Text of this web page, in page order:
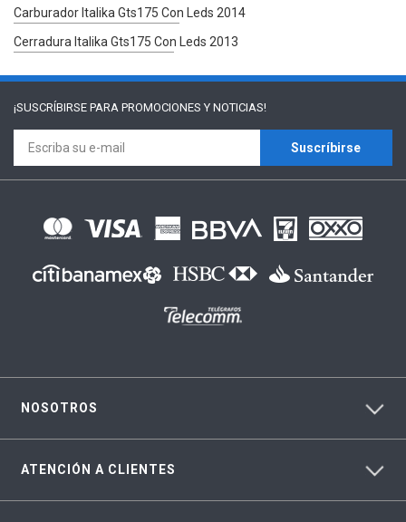
Carburador Italika Gts175 Con Leds 2014
Cerradura Italika Gts175 Con Leds 2013
¡SUSCRÍBIRSE PARA PROMOCIONES Y NOTICIAS!
Suscríbirse
NOSOTROS
ATENCIÓN A CLIENTES